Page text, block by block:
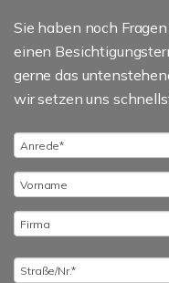
Sie haben noch
einen
gerne das
wir setzen uns